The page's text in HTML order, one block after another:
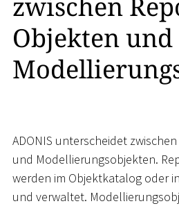
Objekten und
ADONIS unterscheidet
und Modellierungsobjekten.
werden im Objektkatalog oder
und verwaltet.